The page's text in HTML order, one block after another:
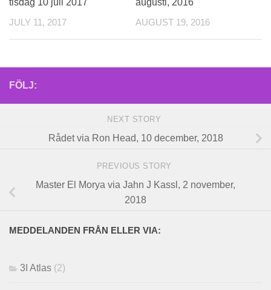
JULY 11, 2017 AUGUST 19, 2016
FÖLJ:
NEXT STORY
Rådet via Ron Head, 10 december, 2018
PREVIOUS STORY
Master El Morya via Jahn J Kassl, 2 november,
2018
MEDDELANDEN FRÅN ELLER VIA:
3I Atlas (2)